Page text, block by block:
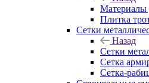
Материалы
Плитка
Сетки
Назад
Сетки
Сетка
Сетка-